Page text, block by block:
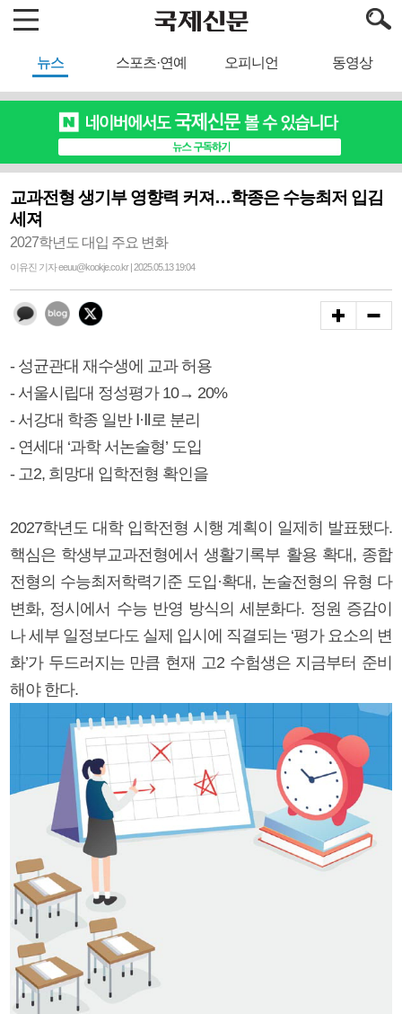
뉴스 스포츠·연예 오피니언 동영상
교과전형 생기부 영향력 커져…학종은 수능최저 입김
세져
2027학년도 대입 주요 변화
이유진 기자 eeuu@kookje.co.kr | 2025.05.13 19:04
- 성균관대 재수생에 교과 허용
- 서울시립대 정성평가 10→ 20%
- 서강대 학종 일반 Ⅰ·Ⅱ로 분리
- 연세대 ‘과학 서논술형’ 도입
- 고2, 희망대 입학전형 확인을
2027학년도 대학 입학전형 시행 계획이 일제히 발표됐다.
핵심은 학생부교과전형에서 생활기록부 활용 확대, 종합
전형의 수능최저학력기준 도입·확대, 논술전형의 유형 다
변화, 정시에서 수능 반영 방식의 세분화다. 정원 증감이
나 세부 일정보다도 실제 입시에 직결되는 ‘평가 요소의 변
화’가 두드러지는 만큼 현재 고2 수험생은 지금부터 준비
해야 한다.